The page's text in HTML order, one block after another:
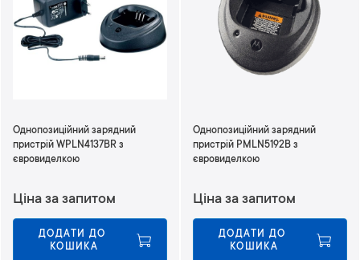
т
и
у
п
о
д
к
е
н
ш
Однопозиційний зарядний
пристрій WPLN4137BR з
євровиделкою
Ціна за запитом
ДОДАТИ ДО
КОШИКА
Однопозиційний зарядний
пристрій PMLN5192B з
євровиделкою
Ціна за запитом
ДОДАТИ ДО
КОШИКА